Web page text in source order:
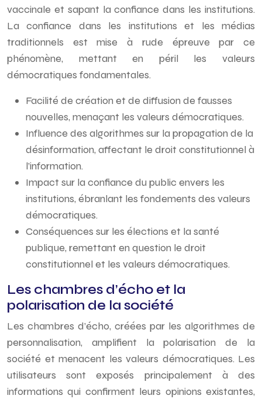
vaccinale et sapant la confiance dans les institutions.
La confiance dans les institutions et les médias
traditionnels est mise à rude épreuve par ce
phénomène, mettant en péril les valeurs
démocratiques fondamentales.
Facilité de création et de diffusion de fausses
nouvelles, menaçant les valeurs démocratiques.
Influence des algorithmes sur la propagation de la
désinformation, affectant le droit constitutionnel à
l’information.
Impact sur la confiance du public envers les
institutions, ébranlant les fondements des valeurs
démocratiques.
Conséquences sur les élections et la santé
publique, remettant en question le droit
constitutionnel et les valeurs démocratiques.
Les chambres d’écho et la
polarisation de la société
Les chambres d’écho, créées par les algorithmes de
personnalisation, amplifient la polarisation de la
société et menacent les valeurs démocratiques. Les
utilisateurs sont exposés principalement à des
informations qui confirment leurs opinions existantes,